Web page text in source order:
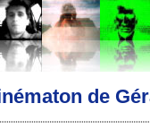
de